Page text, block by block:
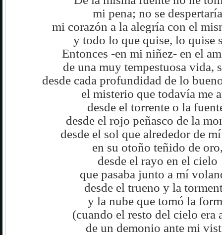
mi pena; no se despertaría
mi corazón a la alegría con el
y todo lo que quise, lo quise
Entonces -en mi niñez- en el
de una muy tempestuosa vida,
desde cada profundidad de lo
el misterio que todavía me
desde el torrente o la
desde el rojo peñasco de la
desde el sol que alrededor de
en su otoño teñido de
desde el rayo en el cielo
que pasaba junto a mí
desde el trueno y la
y la nube que tomó la
(cuando el resto del cielo era
de un demonio ante mi